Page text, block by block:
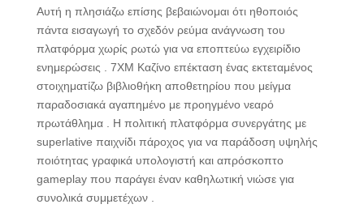
Αυτή η πλησιάζω επίσης βεβαιώνομαι ότι ηθοποιός
πάντα εισαγωγή το σχεδόν ρεύμα ανάγνωση του
πλατφόρμα χωρίς ρωτώ για να εποπτεύω εγχειρίδιο
ενημερώσεις . 7XM Καζίνο επέκταση ένας εκτεταμένος
στοιχηματίζω βιβλιοθήκη αποθετηρίου που μείγμα
παραδοσιακά αγαπημένο με προηγμένο νεαρό
πρωτάθλημα . Η πολιτική πλατφόρμα συνεργάτης με
superlative παιχνίδι πάροχος για να παράδοση υψηλής
ποιότητας γραφικά υπολογιστή και απρόσκοπτο
gameplay που παράγει έναν καθηλωτική νιώσε για
συνολικά συμμετέχων .